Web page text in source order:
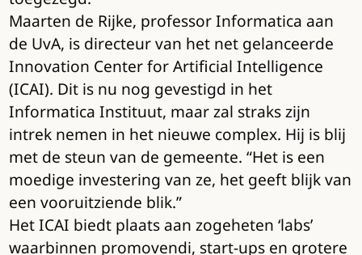
Maarten de Rijke, professor Informatica aan
de UvA, is directeur van het net gelanceerde
Innovation Center for Artificial Intelligence
(ICAI). Dit is nu nog gevestigd in het
Informatica Instituut, maar zal straks zijn
intrek nemen in het nieuwe complex. Hij is blij
met de steun van de gemeente. “Het is een
moedige investering van ze, het geeft blijk van
een vooruitziende blik.”
Het ICAI biedt plaats aan zogeheten ‘labs’
waarbinnen promovendi, start-ups en grotere